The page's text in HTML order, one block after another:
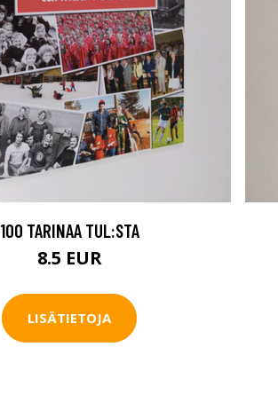
100 TARINAA TUL:STA
8.5 EUR
LISÄTIETOJA